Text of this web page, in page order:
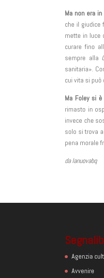
Ma non era
che il giudice
mette in luce
curare fino
sempre alla
sanitaria».
cui vita si può
Ma Foley si
rimasto in
invece che
solo si trova
pena morale
da lanuovabq
Agenzia
Avvenire